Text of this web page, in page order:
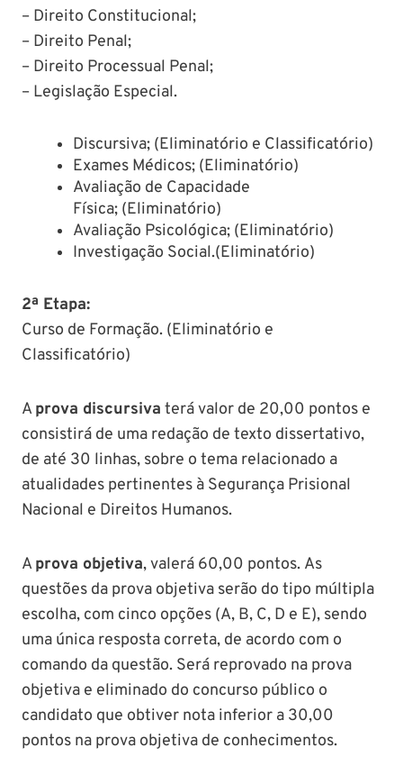
– Direito Constitucional;
– Direito Penal;
– Direito Processual Penal;
– Legislação Especial.
Discursiva; (Eliminatório e Classificatório)
Exames Médicos; (Eliminatório)
Avaliação de Capacidade
Física; (Eliminatório)
Avaliação Psicológica; (Eliminatório)
Investigação Social.(Eliminatório)
2ª Etapa:
Curso de Formação. (Eliminatório e
Classificatório)
Aprova discursiva terá valor de 20,00 pontos e
consistirá de uma redação de texto dissertativo,
de até 30 linhas, sobre o tema relacionado a
atualidades pertinentes à Segurança Prisional
Nacional e Direitos Humanos.
Aprova objetiva, valerá 60,00 pontos. As
questões da prova objetiva serão do tipo múltipla
escolha, com cinco opções (A, B, C, D e E), sendo
uma única resposta correta, de acordo com o
comando da questão. Será reprovado na prova
objetiva e eliminado do concurso público o
candidato que obtiver nota inferior a 30,00
pontos na prova objetiva de conhecimentos.